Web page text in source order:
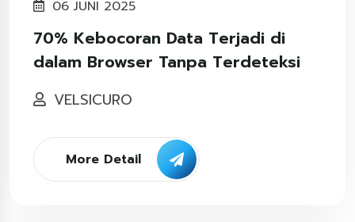
06 JUNI 2025
70% Kebocoran Data Terjadi di
dalam Browser Tanpa Terdeteksi
VELSICURO
More Detail